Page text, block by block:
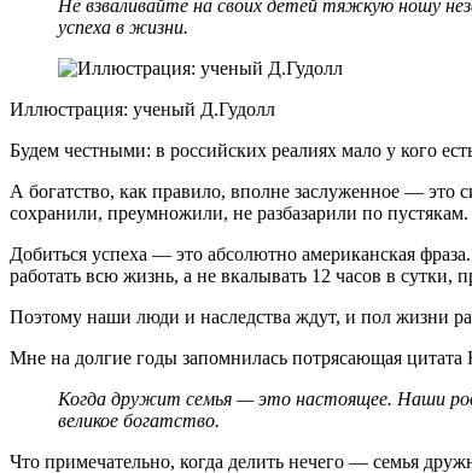
Не взваливайте на своих детей тяжкую ношу
успеха в жизни.
Иллюстрация: ученый Д.Гудолл
Будем честными: в российских реалиях мало у кого
А богатство, как правило, вполне заслуженное — это
сохранили, преумножили, не разбазарили по пустякам.
Добиться успеха — это абсолютно американская
работать всю жизнь, а не вкалывать 12 часов в сутки,
Поэтому наши люди и наследства ждут, и пол жизни
Мне на долгие годы запомнилась потрясающая
Когда дружит семья — это настоящее. Наши
великое богатство.
Что примечательно, когда делить нечего — семья